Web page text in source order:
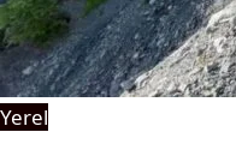
Yerel